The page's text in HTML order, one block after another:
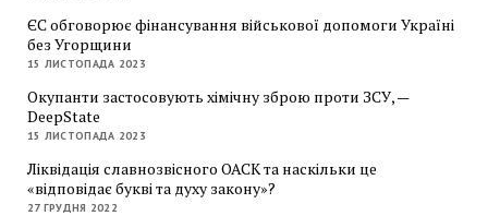
ЄС обговорює фінансування військової допомоги Україні
без Угорщини
15 ЛИСТОПАДА 2023
Окупанти застосовують хімічну зброю проти ЗСУ, —
DeepState
15 ЛИСТОПАДА 2023
Ліквідація славнозвісного ОАСК та наскільки це
«відповідає букві та духу закону»?
27 ГРУДНЯ 2022